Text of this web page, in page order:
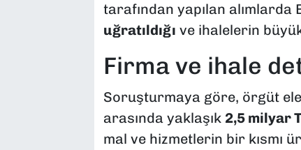
tarafından yapılan alımlarda
uğratıldığı ve ihalelerin
Firma ve ihale
Soruşturmaya göre, örgüt
arasında yaklaşık 2,5 milyar
mal ve hizmetlerin bir kısmı